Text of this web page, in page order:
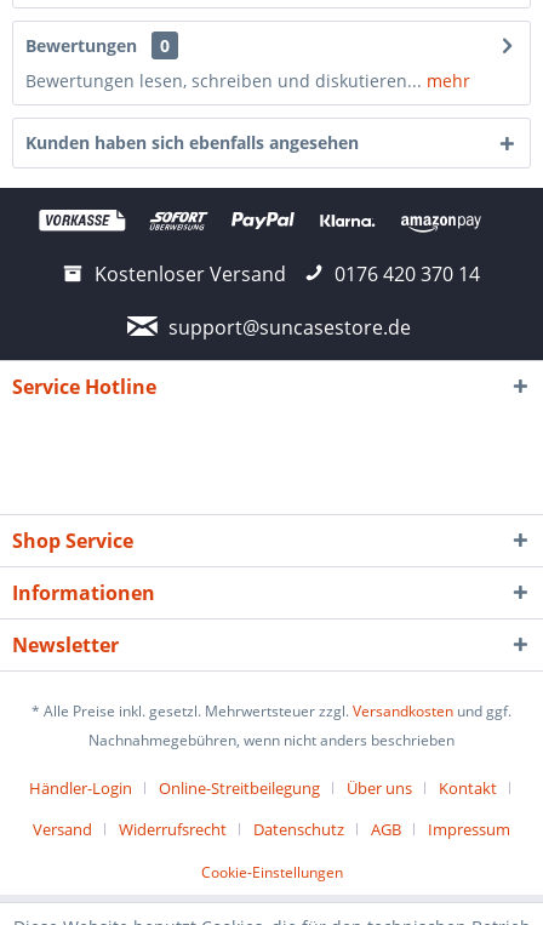
Bewertungen
0
Bewertungen lesen, schreiben und diskutieren... mehr
Kunden haben sich ebenfalls angesehen
Kostenloser Versand
0176 420 370 14
support@suncasestore.de
Service Hotline
Shop Service
Informationen
Newsletter
* Alle Preise inkl. gesetzl. Mehrwertsteuer zzgl.Versandkosten und ggf.
Nachnahmegebühren, wenn nicht anders beschrieben
Händler-Login Online-Streitbeilegung Über uns
Kontakt
Versand
Widerrufsrecht Datenschutz AGB Impressum
Cookie-Einstellungen